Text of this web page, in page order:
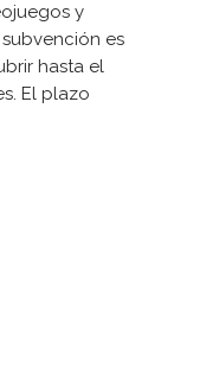
y
es
hasta el
El plazo